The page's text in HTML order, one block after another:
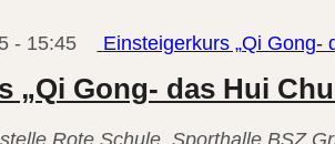
eine
Gesundheit“
„Qi Gong- das Hui
- 15:45 Einsteigerkurs „Qi Gong-
Rote Schule, Sporthalle BSZ